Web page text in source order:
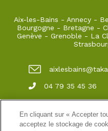
Aix-les-Bains - Annecy -
Bourgogne - Bretagne -
Genève - Grenoble - La
04 79 35 45 36
65, Boulevard du
les-Bains
En cliquant sur « Accepter
acceptez le stockage de